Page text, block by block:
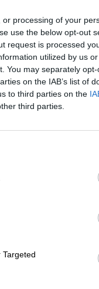
processing of your
use the below opt-out
request is processed
utilized by us
You may separately
on the IAB’s list of
to third parties on the
third parties.
inflación,
que a partir de
El
mayor en